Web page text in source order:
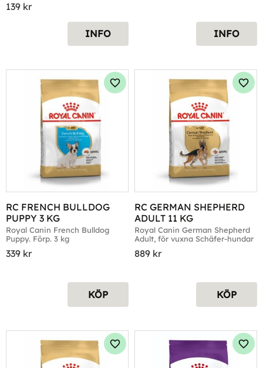
139 kr
INFO INFO
RC FRENCH BULLDOG
PUPPY 3 KG
Royal Canin French Bulldog
Puppy. Förp. 3 kg
339 kr
Lägg till i favoriter
KÖP
RC GERMAN SHEPHERD
ADULT 11 KG
Royal Canin German Shepherd
Adult, för vuxna Schäfer-hundar
889 kr
KÖP
Lägg till i favoriter